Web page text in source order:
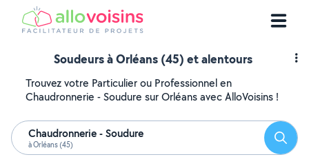
Soudeurs à Orléans (45) et alentours
Trouvez votre Particulier ou Professionnel en
Chaudronnerie - Soudure sur Orléans avec AlloVoisins !
Chaudronnerie - Soudure
à Orléans (45)